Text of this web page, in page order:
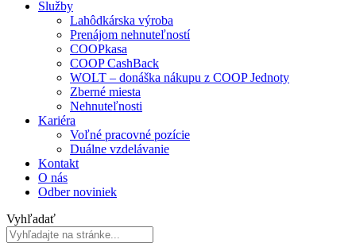
Služby
Lahôdkárska výroba
Prenájom nehnuteľností
COOPkasa
COOP CashBack
WOLT – donáška nákupu z COOP Jednoty
Zberné miesta
Nehnuteľnosti
Kariéra
Voľné pracovné pozície
Duálne vzdelávanie
Kontakt
O nás
Odber noviniek
Vyhľadať